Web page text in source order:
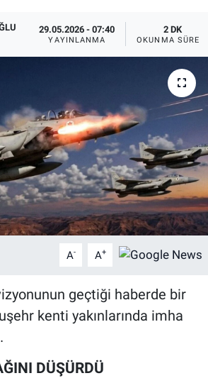
29.05.2026 - 07:40
YAYINLANMA
2 DK
OKUNMA SÜRESI
A- A+
geçtiği haberde bir
kenti yakınlarında imha
DÜŞÜRDÜ